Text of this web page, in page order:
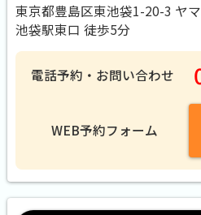
東京都豊島区東池袋1-20-3 ヤ
池袋駅東口 徒歩5分
電話予約・お問い合わせ
WEB予約フォーム